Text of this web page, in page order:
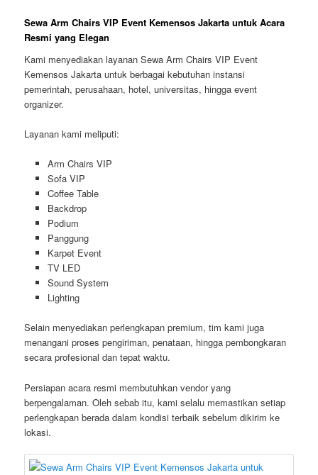
Sewa Arm Chairs VIP Event Kemensos Jakarta untuk Acara
Resmi yang Elegan
Kami menyediakan layanan Sewa Arm Chairs VIP Event
Kemensos Jakarta untuk berbagai kebutuhan instansi
pemerintah, perusahaan, hotel, universitas, hingga event
organizer.
Layanan kami meliputi:
Arm Chairs VIP
Sofa VIP
Coffee Table
Backdrop
Podium
Panggung
Karpet Event
TV LED
Sound System
Lighting
Selain menyediakan perlengkapan premium, tim kami juga
menangani proses pengiriman, penataan, hingga pembongkaran
secara profesional dan tepat waktu.
Persiapan acara resmi membutuhkan vendor yang
berpengalaman. Oleh sebab itu, kami selalu memastikan setiap
perlengkapan berada dalam kondisi terbaik sebelum dikirim ke
lokasi.